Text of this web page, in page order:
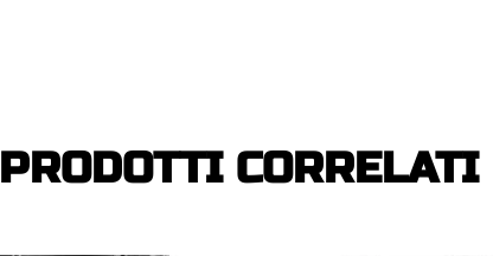
PRODOTTI CORRELATI